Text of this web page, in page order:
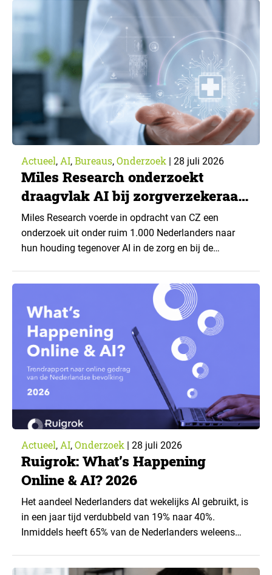
Actueel, AI, Bureaus, Onderzoek | 28 juli 2026
Miles Research onderzoekt
draagvlak AI bij zorgverzekeraar
CZ
Miles Research voerde in opdracht van CZ een
onderzoek uit onder ruim 1.000 Nederlanders naar
hun houding tegenover AI in de zorg en bij de
toepassingen, en waar trekken zij een grens? Dit
artikel is aangeleverd door kennispartner Miles
Research. ▼ De uitkomsten zijn…
Actueel, AI, Onderzoek | 28 juli 2026
Ruigrok: What’s Happening
Online & AI? 2026
Het aandeel Nederlanders dat wekelijks AI gebruikt, is
in een jaar tijd verdubbeld van 19% naar 40%.
Inmiddels heeft 65% van de Nederlanders weleens